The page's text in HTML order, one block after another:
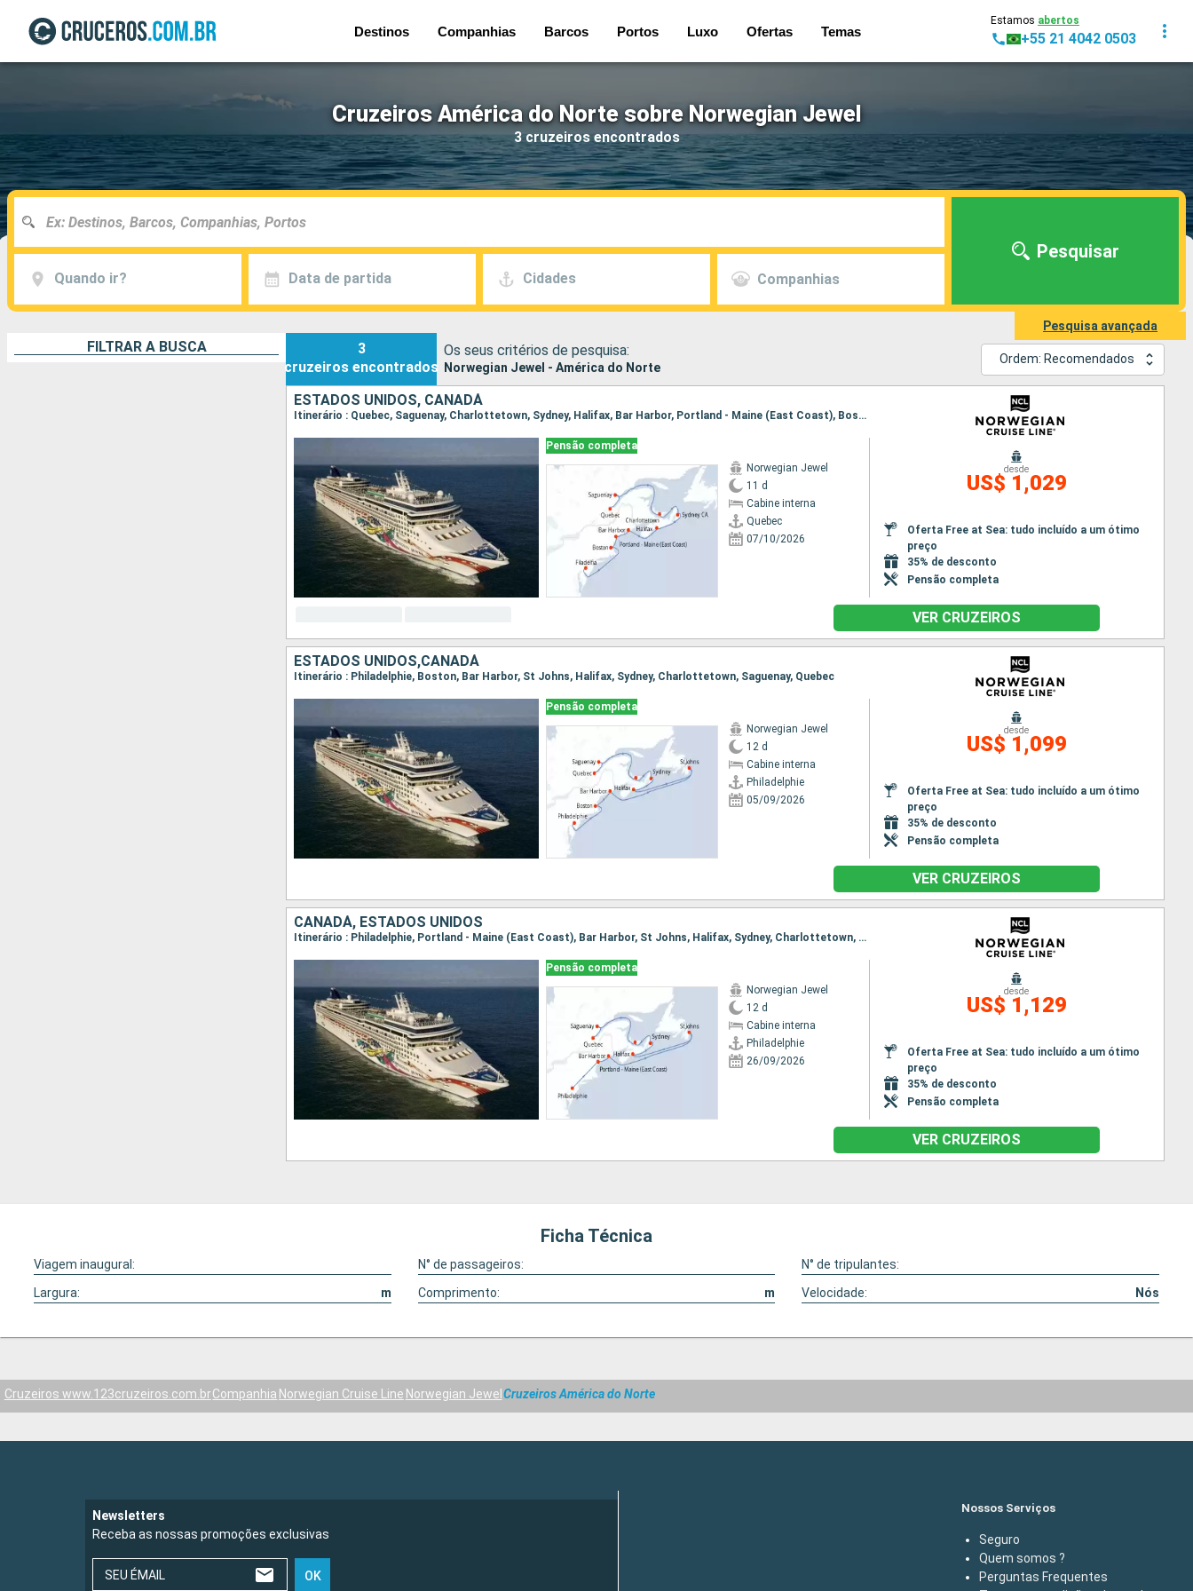
Destinos Companhias Barcos Portos Luxo Ofertas Temas
Estamos abertos
+55 21 4042 0503
Cruzeiros América do Norte sobre Norwegian Jewel
3 cruzeiros encontrados
Quando ir? Data de partida Cidades Companhias
Pesquisar
Pesquisa avançada
FILTRAR A BUSCA
3
cruzeiros encontrados
Os seus critérios de pesquisa:
Norwegian Jewel - América do Norte
Ordem: Recomendados
ESTADOS UNIDOS, CANADÁ
Itinerário : Quebec, Saguenay, Charlottetown, Sydney, Halifax, Bar Harbor, Portland - Maine (East Coast), Boston, Philadelphie
Pensão completa
Norwegian Jewel
11 d
Cabine interna
Quebec
07/10/2026
desde
US$ 1,029
Oferta Free at Sea: tudo incluído a um ótimo
preço
35% de desconto
Pensão completa
VER CRUZEIROS
ESTADOS UNIDOS,CANADÁ
Itinerário : Philadelphie, Boston, Bar Harbor, St Johns, Halifax, Sydney, Charlottetown, Saguenay, Quebec
Pensão completa
Norwegian Jewel
12 d
Cabine interna
Philadelphie
05/09/2026
desde
US$ 1,099
Oferta Free at Sea: tudo incluído a um ótimo
preço
35% de desconto
Pensão completa
VER CRUZEIROS
CANADÁ, ESTADOS UNIDOS
Itinerário : Philadelphie, Portland - Maine (East Coast), Bar Harbor, St Johns, Halifax, Sydney, Charlottetown, Saguenay, Quebec
Pensão completa
Norwegian Jewel
12 d
Cabine interna
Philadelphie
26/09/2026
desde
US$ 1,129
Oferta Free at Sea: tudo incluído a um ótimo
preço
35% de desconto
Pensão completa
VER CRUZEIROS
Ficha Técnica
Viagem inaugural: N° de passageiros:
N° de tripulantes:
Largura:
m Comprimento: m Velocidade: Nós
Cruzeiros www.123cruzeiros.com.brCompanhia Norwegian Cruise Line Norwegian Jewel Cruzeiros América do Norte
Newsletters
Receba as nossas promoções exclusivas
SEU ÉMAIL OK
Nossos Serviços
Seguro
Quem somos ?
Perguntas Frequentes